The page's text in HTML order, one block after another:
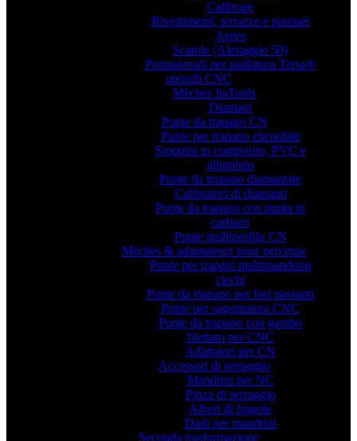
Calibrare
Rivestimenti, terrazze e parquet
Aereo
Scatole (Alesaggio 50)
Portautensili per piallatura Tersa®
utensili CNC
Mèches ItaTools
Diamant
Punte da trapano CN
Punte per trapano elicoidale
Stoppini in composito, PVC e
alluminio
Punte da trapano diamantate
Calibratori di diamanti
Punte da trapano con punta in
carburo
Punte multiprofilo CN
Mèches & adaptateurs pour perceuse
Punte per trapani multimandrino
ciechi
Punte da trapano per fori passanti
Punte per sagomatura CNC
Punte da trapano con gambo
filettato per CNC
Adattatori per CN
Accessori di serraggio
Mandrini per NC
Pinza di serraggio
Alberi di fragole
Dadi per mandrini
Seconda trasformazione